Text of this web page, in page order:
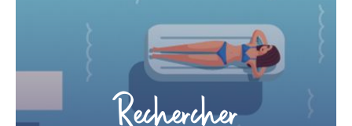
Rechercher